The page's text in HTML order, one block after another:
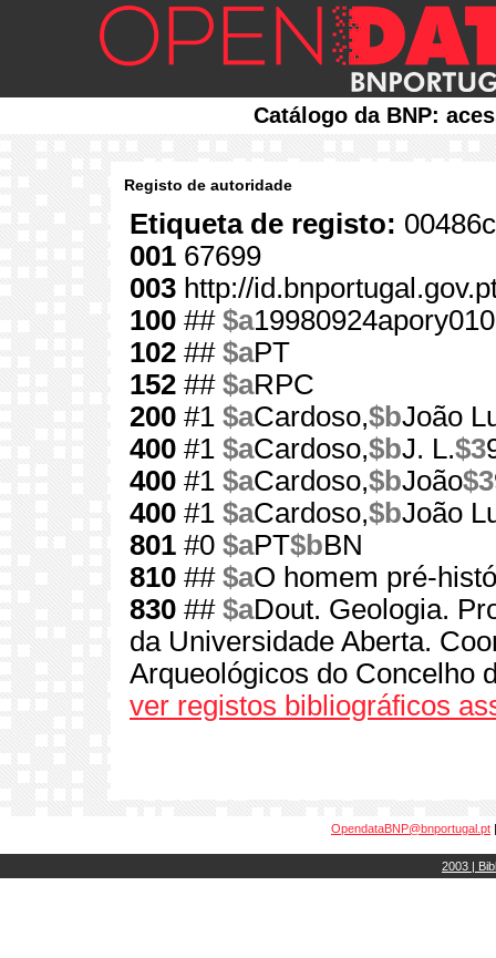
Catálogo da BNP:
Registo de autoridade
Etiqueta de registo:
001 67699
003 http://
100 ## $a
102 ## $aPT
152 ## $aRPC
200 #1 $aCardoso,$bJoão
400 #1 $aCardoso,$bJ. L.$3
400 #1 $aCardoso,$bJoão$3
400 #1 $aCardoso,$bJoão
801 #0 $aPT$bBN
810 ## $aO homem pré-
830 ## $aDout. Geologia.
da Universidade Aberta.
Arqueológicos do Concelho
ver registos bibliográficos
OpendataBNP@bnportugal.pt
2003 |